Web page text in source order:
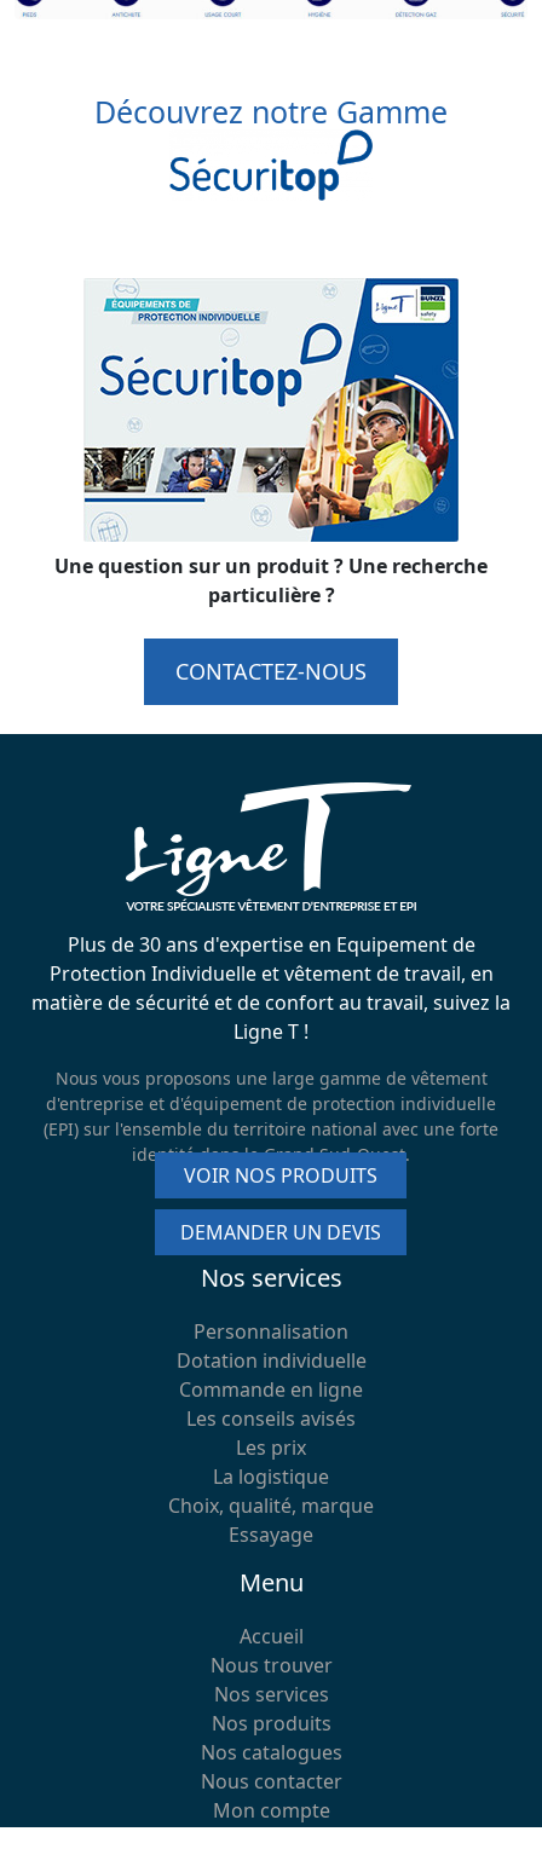
Découvrez notre Gamme
Une question sur un produit ? Une recherche
particulière ?
CONTACTEZ-NOUS
Plus de 30 ans d'expertise en Equipement de
Protection Individuelle et vêtement de travail, en
matière de sécurité et de confort au travail, suivez la
Ligne T !
Nous vous proposons une large gamme de vêtement
d'entreprise et d'équipement de protection individuelle
(EPI) sur l'ensemble du territoire national avec une forte
identité dans le Grand Sud-Ouest.
VOIR NOS PRODUITS
DEMANDER UN DEVIS
Nos services
Personnalisation
Dotation individuelle
Commande en ligne
Les conseils avisés
Les prix
La logistique
Choix, qualité, marque
Essayage
Menu
Accueil
Nous trouver
Nos services
Nos produits
Nos catalogues
Nous contacter
Mon compte